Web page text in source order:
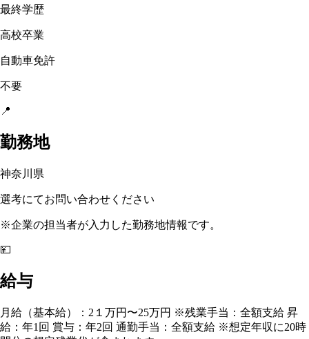
最終学歴
高校卒業
自動車免許
不要
📍
勤務地
神奈川県
選考にてお問い合わせください
※企業の担当者が入力した勤務地情報です。
💴
給与
月給（基本給）：2１万円〜25万円 ※残業手当：全額支給 昇
給：年1回 賞与：年2回 通勤手当：全額支給 ※想定年収に20時